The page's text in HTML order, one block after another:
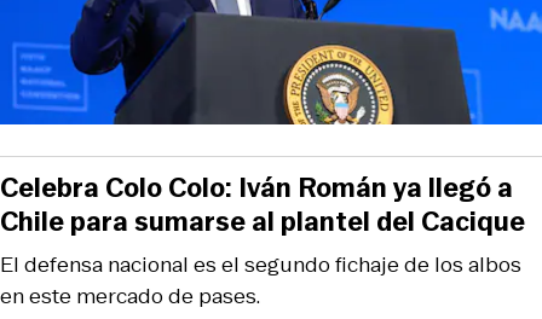
El defensa nacional es el segundo fichaje de los albos
en este mercado de pases.
Celebra Colo Colo: Iván Román ya llegó a
Chile para sumarse al plantel del Cacique